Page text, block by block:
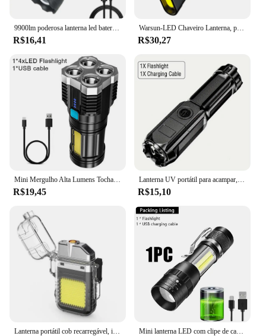
R$16,41
Warsun-LED Chaveiro Lanterna, portátil Mini Tocha Luz, Lanterna de bolso, Inundação Trabalho Luz com Ímã, USB-C recarregável, 800Lm
R$30,27
R$19,45 R$15,10
Mini lanterna LED com clipe de caneta, lanterna de zoom, lâmpada COB + XPE, bateria embutida, ao ar livre, impermeável, emergência, luz de bolso, 1-5pcs